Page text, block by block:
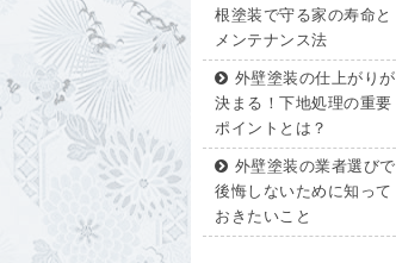
根塗装で守る家の寿命と
メンテナンス法
外壁塗装の仕上がりが
決まる！下地処理の重要
ポイントとは？
外壁塗装の業者選びで
後悔しないために知って
おきたいこと